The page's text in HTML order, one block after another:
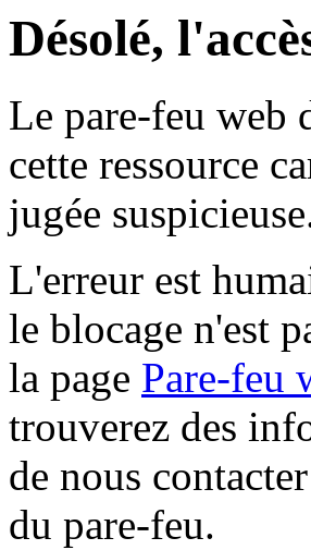
Désolé,
Le pare-feu web
cette ressource
jugée
L'erreur est
le blocage n'est
la page Pare-feu
trouverez des
de nous
du pare-feu.